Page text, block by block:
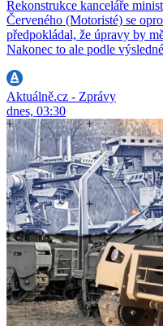
Rekonstrukce kanceláře
Červeného (Motoristé) se
předpokládal, že úpravy by
Nakonec to ale podle
Aktuálně.cz - Zprávy
dnes, 03:30